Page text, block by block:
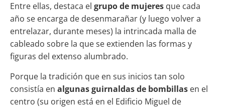
Entre ellas, destaca el grupo de mujeres que cada
año se encarga de desenmarañar (y luego volver a
entrelazar, durante meses) la intrincada malla de
cableado sobre la que se extienden las formas y
figuras del extenso alumbrado.
Porque la tradición que en sus inicios tan solo
consistía en algunas guirnaldas de bombillas en el
centro (su origen está en el Edificio Miguel de